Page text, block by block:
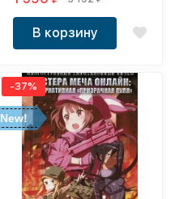
В корзину
New!
-37%